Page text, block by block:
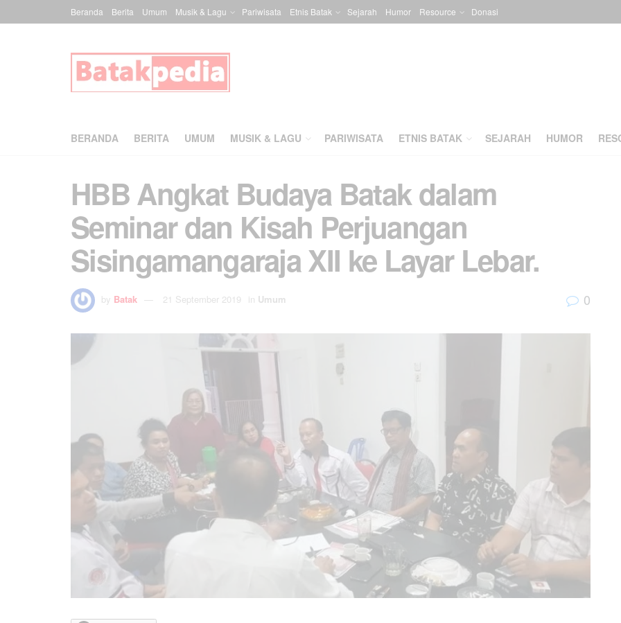
Beranda Berita Umum Musik & Lagu Pariwisata Etnis Batak Sejarah Humor Resource Donasi
BERANDA BERITA UMUM MUSIK & LAGU PARIWISATA ETNIS BATAK SEJARAH HUMOR
HBB Angkat Budaya Batak dalam
Seminar dan Kisah Perjuangan
Sisingamangaraja XII ke Layar Lebar.
by Batak 21 September 2019 in Umum 0